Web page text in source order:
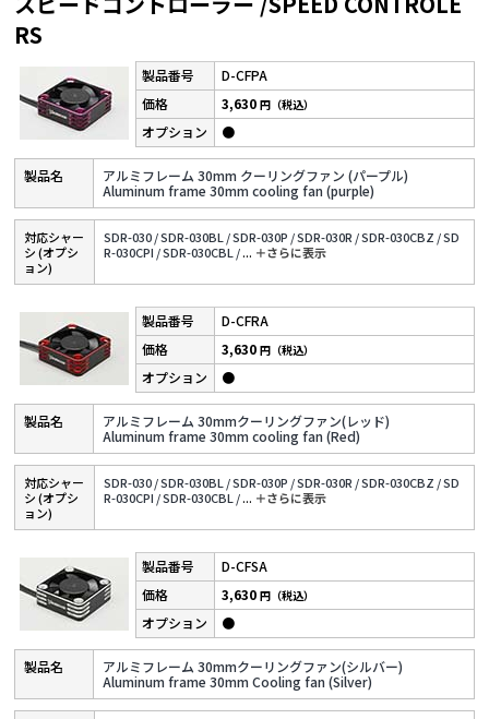
RS
D-CFPA
アルミフレーム 30mm クーリングファン (パープル)
Aluminum frame 30mm cooling fan (purple)
3,630円（税込）
●
対応シャー
シ (オプシ
ョン)
SDR-030 /SDR-030BL /SDR-030P /SDR-030R /SDR-030CBZ /SD
R-030CPI /SDR-030CBL /... ＋さらに表⽰
D-CFRA
アルミフレーム 30mmクーリングファン(レッド)
Aluminum frame 30mm cooling fan (Red)
3,630円（税込）
●
対応シャー
シ (オプシ
ョン)
SDR-030 /SDR-030BL /SDR-030P /SDR-030R /SDR-030CBZ /SD
R-030CPI /SDR-030CBL /... ＋さらに表⽰
D-CFSA
アルミフレーム 30mmクーリングファン(シルバー)
Aluminum frame 30mm Cooling fan (Silver)
3,630円（税込）
●